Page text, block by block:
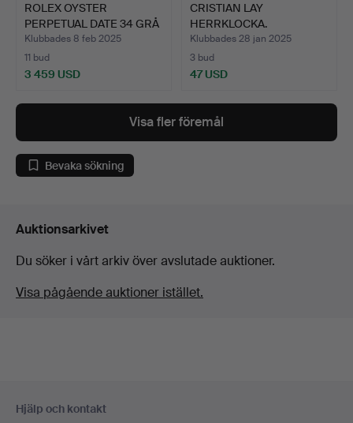
ROLEX OYSTER
PERPETUAL DATE 34 GRÅ
URTAVLA…
Klubbades 8 feb 2025
11 bud
3 459 USD
CRISTIAN LAY
HERRKLOCKA.
Klubbades 28 jan 2025
3 bud
47 USD
Visa fler föremål
Bevaka sökning
Auktionsarkivet
Du söker i vårt arkiv över avslutade auktioner.
Visa pågående auktioner istället.
Hjälp och kontakt